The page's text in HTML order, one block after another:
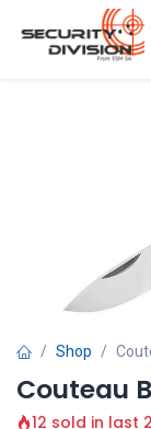
Se rendre au
Shop
Couteau
12 sold in last